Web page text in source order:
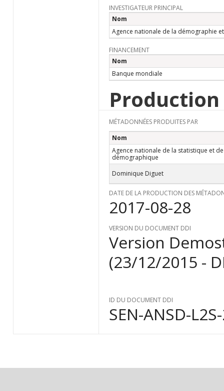
INVESTIGATEUR PRINCIPAL
Nom
Agence nationale de la démographie
FINANCEMENT
Nom
Banque mondiale
MÉTADONNÉES PRODUITES PAR
Nom
Agence nationale de la statistique et
démographique
Dominique Diguet
DATE DE LA PRODUCTION DES
2017-08-28
VERSION DU DOCUMENT DDI
Version
(23/12/2015 -
ID DU DOCUMENT DDI
SEN-ANSD-